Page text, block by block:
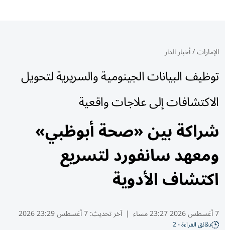
الإمارات/أخبار الدار
توظيف البيانات الجينومية والسريرية لتحويل
الاكتشافات إلى علاجات واقعية
شراكة بين «صحة أبوظبي»
ومعهد سانفورد لتسريع
اكتشاف الأدوية
7 أغسطس 2026 23:27 مساء | آخر تحديث:7 أغسطس 23:29 2026
دقائق القراءة - 2